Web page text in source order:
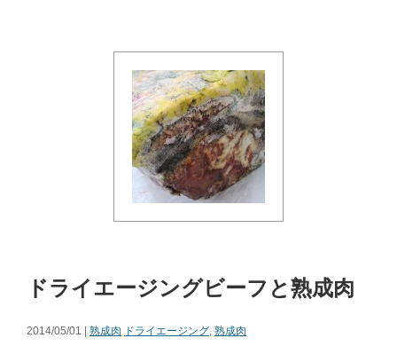
ドライエージングビーフと熟成肉
2014/05/01 | 熟成肉 ドライエージング, 熟成肉